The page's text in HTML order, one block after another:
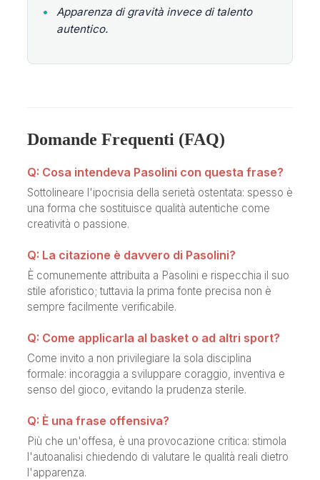
•
Apparenza di gravità invece di talento
autentico.
Domande Frequenti (FAQ)
Q: Cosa intendeva Pasolini con questa frase?
Sottolineare l'ipocrisia della serietà ostentata: spesso è
una forma che sostituisce qualità autentiche come
creatività o passione.
Q: La citazione è davvero di Pasolini?
È comunemente attribuita a Pasolini e rispecchia il suo
stile aforistico; tuttavia la prima fonte precisa non è
sempre facilmente verificabile.
Q: Come applicarla al basket o ad altri sport?
Come invito a non privilegiare la sola disciplina
formale: incoraggia a sviluppare coraggio, inventiva e
senso del gioco, evitando la prudenza sterile.
Q: È una frase offensiva?
Più che un'offesa, è una provocazione critica: stimola
l'autoanalisi chiedendo di valutare le qualità reali dietro
l'apparenza.